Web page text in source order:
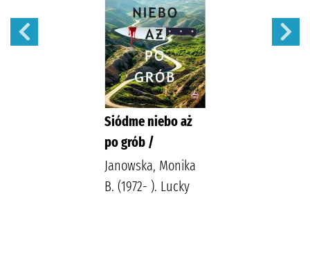
Siódme niebo aż
po grób /
Janowska, Monika
B. (1972- ). Lucky